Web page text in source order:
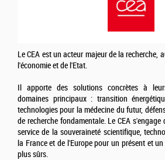
Le CEA est un acteur majeur de la recherche,
l'économie et de l'Etat.
Il apporte des solutions concrètes à
domaines principaux : transition
technologies pour la médecine du futur,
de recherche fondamentale. Le CEA
service de la souveraineté scientifique,
la France et de l'Europe pour un présent et
plus sûrs.